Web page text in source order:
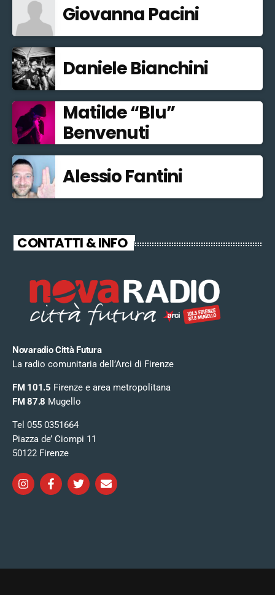
Giovanna Pacini
Daniele Bianchini
Matilde “Blu”
Benvenuti
Alessio Fantini
CONTATTI & INFO
Novaradio Città Futura
La radio comunitaria dell’Arci di Firenze
FM 101.5 Firenze e area metropolitana
FM 87.8 Mugello
Tel 055 0351664
Piazza de’ Ciompi 11
50122 Firenze